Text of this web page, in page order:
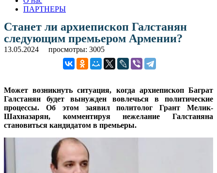
ПАРТНЕРЫ
Станет ли архиепископ Галстанян
следующим премьером Армении?
13.05.2024 просмотры: 3005
Может возникнуть ситуация, когда архиепископ Баграт
Галстанян будет вынужден вовлечься в политические
процессы. Об этом заявил политолог Грант Мелик-
Шахназарян, комментируя нежелание Галстаняна
становиться кандидатом в премьеры.